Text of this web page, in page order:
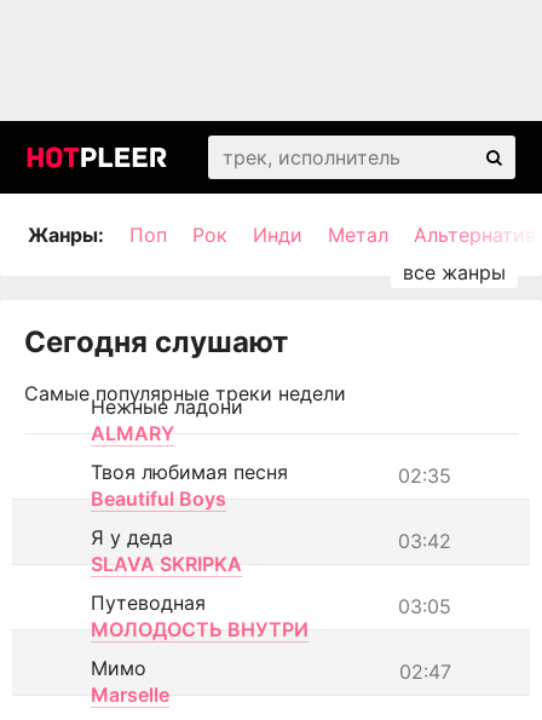
Жанры: Поп Рок Инди Метал
Сегодня слушают
Самые популярные треки недели
Нежные ладони
ALMARY
02:35
Твоя любимая песня
Beautiful Boys
03:42
Я у деда
SLAVA SKRIPKA
03:05
Путеводная
МОЛОДОСТЬ ВНУТРИ
02:47
Мимо
Marselle